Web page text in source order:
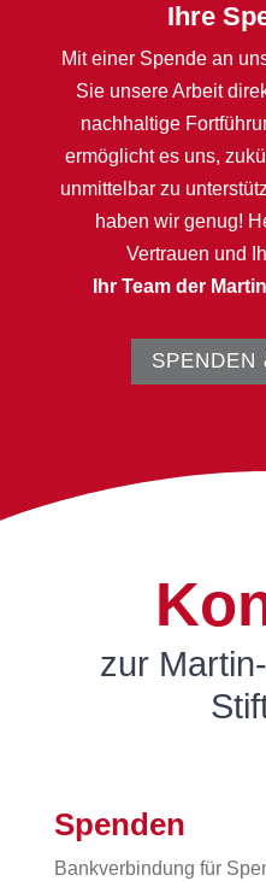
Ihre
Mit einer Spende an
Sie unsere Arbeit
nachhaltige
ermöglicht es uns,
unmittelbar zu
haben wir genug!
Vertrauen und
Ihr Team der
SPENDEN
zur
Spenden
Bankverbindung für